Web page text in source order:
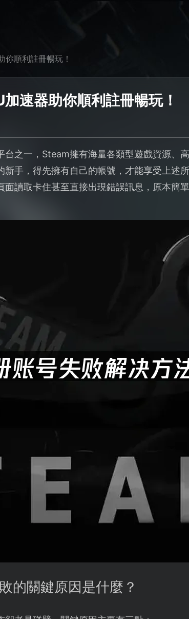
順利註冊暢玩！
速器助你順利註冊暢玩！
之一，Steam擁有海量各類型遊戲資源、
手，得先擁有自己的帳號，才能享受上述
讀取卡住甚至直接出現錯誤訊息，原本簡
的關鍵原因是什麼？